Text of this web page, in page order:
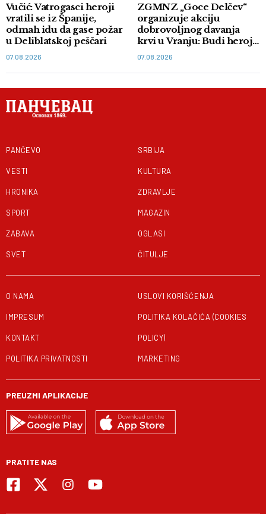
Vučić: Vatrogasci heroji
vratili se iz Španije,
odmah idu da gase požar
u Deliblatskoj peščari
07.08.2026
ZGMNZ „Goce Delčev“
organizuje akciju
dobrovoljnog davanja
krvi u Vranju: Budi heroj,
07.08.2026
PANČEVO
VESTI
HRONIKA
SPORT
ZABAVA
SVET
SRBIJA
KULTURA
ZDRAVLJE
MAGAZIN
OGLASI
ČITULJE
O NAMA
IMPRESUM
KONTAKT
POLITIKA PRIVATNOSTI
USLOVI KORIŠĆENJA
POLITIKA KOLAČIĆA (COOKIES
POLICY)
MARKETING
PREUZMI APLIKACIJE
PRATITE NAS